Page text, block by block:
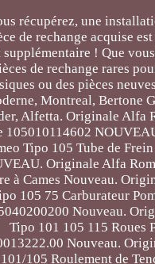
récupérez, une
de rechange acquise
supplémentaire ! Que
de rechange rares
ou des pièces
Montreal, Bertone
Alfetta. Originale Alfa
105010114602
Tipo 105 Tube de
Originale Alfa
à Cames Nouveau.
105 75 Carburateur
Nouveau.
Tipo 101 105 115 Roues
Nouveau.
105 Roulement de